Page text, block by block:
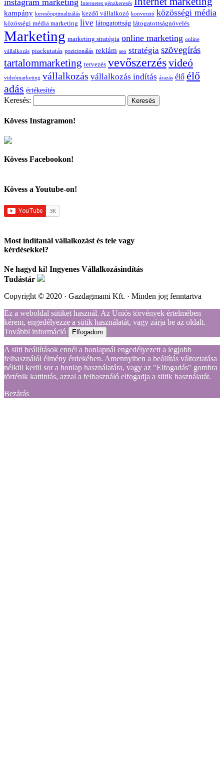
Internetes pénzkeresés
kampány keresőoptimalizálás kezdő vállalkozó konverzió közösségi média
közösségi média marketing live látogatottság látogatottságnövelés
Marketing marketing stratégia online marketing online
vállalkozás piackutatás pozicionálás reklám seo stratégia szövegírás
tartalommarketing tervezés vevőszerzésvideó
videómarketing vállalkozás vállalkozás indítás árazás élő élő
adás értékesítés
Keresés:
Kövess Instagramon!
Kövess Facebookon!
Kövess a Youtube-on!
Most indítanál vállalkozást és tele vagy
kérdésekkel?
Ne hagyd ki! Ingyenes Vállalkozásindítás
Tudástár
Copyright © 2020 · Gazdagmami Kft. · Minden jog fenntartva
Ez a weboldal sütiket használ. Az Uniós törvények értelmében
kérem, engedélyezze a sütik használatát, vagy zárja be az oldalt.
További információ
Elfogadom
A süti beállítások ennél a honlapnál engedélyezett a legjobb
felhasználói élmény érdekében. Amennyiben a beállítás változtatása
nélkül kerül sor a honlap használatára, vagy az "Elfogadás" gombra
történik kattintás, azzal a felhasználó elfogadja a sütik használatát.
Bezárás